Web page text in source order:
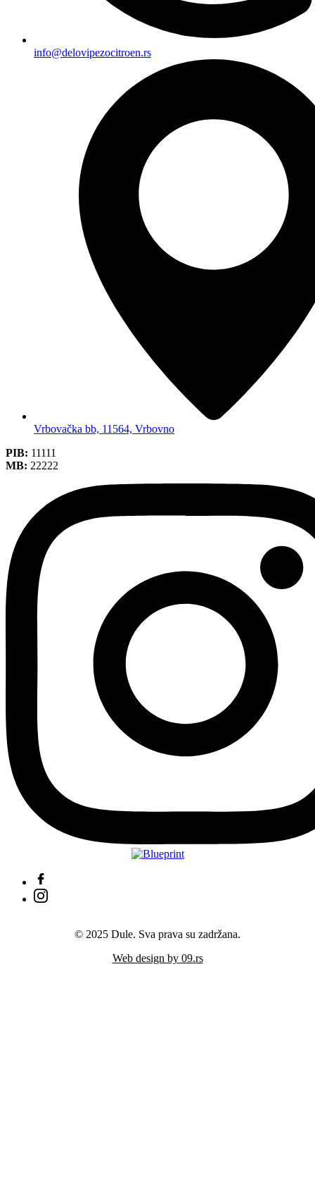
info@delovipezocitroen.rs
Vrbovačka bb, 11564, Vrbovno
PIB: 11111
MB: 22222
© 2025 Dule. Sva prava su zadržana.
Web design by 09.rs